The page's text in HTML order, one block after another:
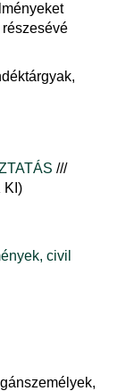
///
KI)
civil